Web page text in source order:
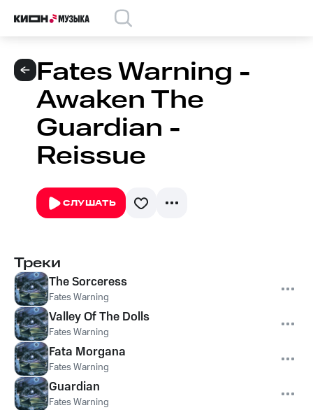
Fates Warning -
Awaken The
Guardian -
Reissue
СЛУШАТЬ
Треки
The Sorceress
Fates Warning
Valley Of The Dolls
Fates Warning
Fata Morgana
Fates Warning
Guardian
Fates Warning